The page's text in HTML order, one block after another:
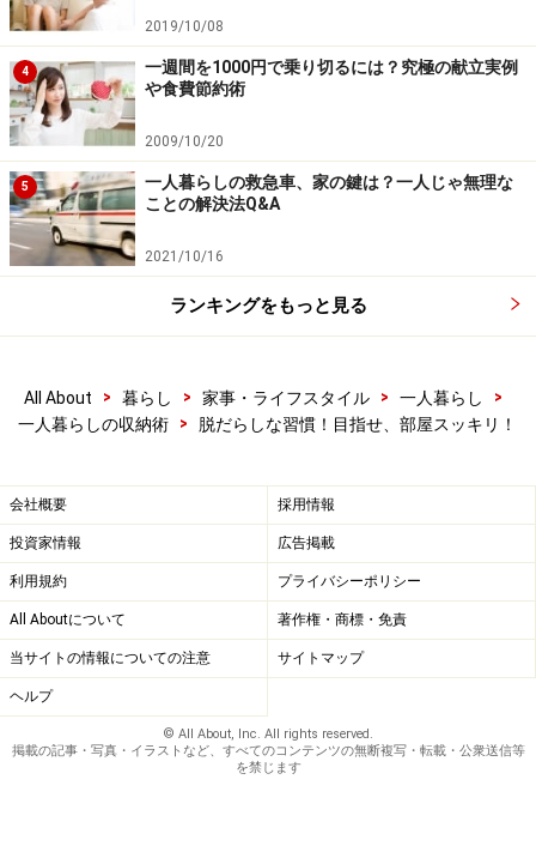
2019/10/08
4
一週間を1000円で乗り切るには？究極の献立実例
や食費節約術
2009/10/20
5
一人暮らしの救急車、家の鍵は？一人じゃ無理な
ことの解決法Q&A
2021/10/16
ランキングをもっと見る
All About > 暮らし > 家事・ライフスタイル > 一人暮らし
>
一人暮らしの収納術
> 脱だらしな習慣！目指せ、部屋スッキリ！
会社概要 採用情報
投資家情報 広告掲載
利用規約 プライバシーポリシー
All Aboutについて 著作権・商標・免責
当サイトの情報についての注意 サイトマップ
ヘルプ
© All About, Inc. All rights reserved.
掲載の記事・写真・イラストなど、すべてのコンテンツの無断複写・転載・公衆送信等
を禁じます